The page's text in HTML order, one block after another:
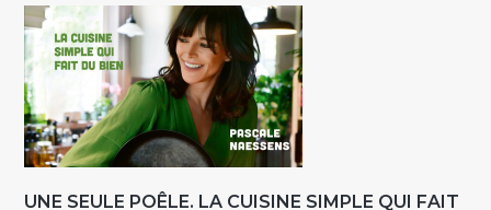
UNE SEULE POÊLE. LA CUISINE SIMPLE QUI FAIT